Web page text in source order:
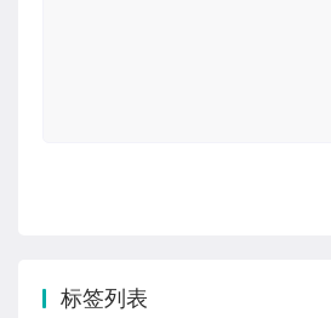
标签列表